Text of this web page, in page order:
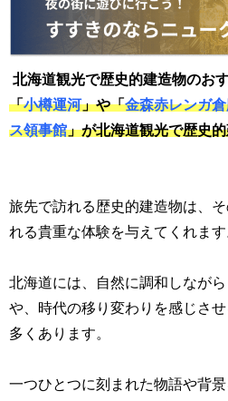
北海道観光で歴史的建造物のお
「小樽運河」や「金森赤レンガ
ス領事館」が北海道観光で歴史
旅先で訪れる歴史的建造物は、
れる貴重な体験を与えてくれます
北海道には、自然に調和しなが
や、時代の移り変わりを感じさ
多くあります。
一つひとつに刻まれた物語や背